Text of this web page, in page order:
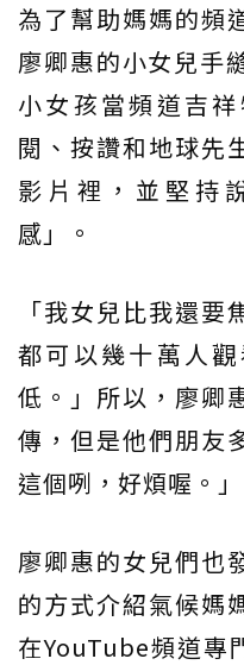
為了幫助媽媽的頻
廖卿惠的小女兒手
小女孩當頻道吉
閱、按讚和地球先
影片裡，並堅持
感」。
「我女兒比我還
都可以幾十萬人
低。」所以，廖卿
傳，但是他們朋友
這個咧，好煩喔。」
廖卿惠的女兒們也
的方式介紹氣候媽
在YouTube頻道專